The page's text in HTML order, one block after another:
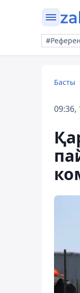
Басты
09:36,